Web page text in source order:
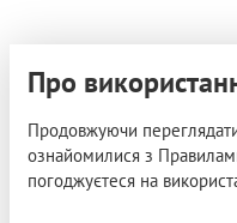
Про
Продовжуючи
ознайомилися з
погоджуєтеся на